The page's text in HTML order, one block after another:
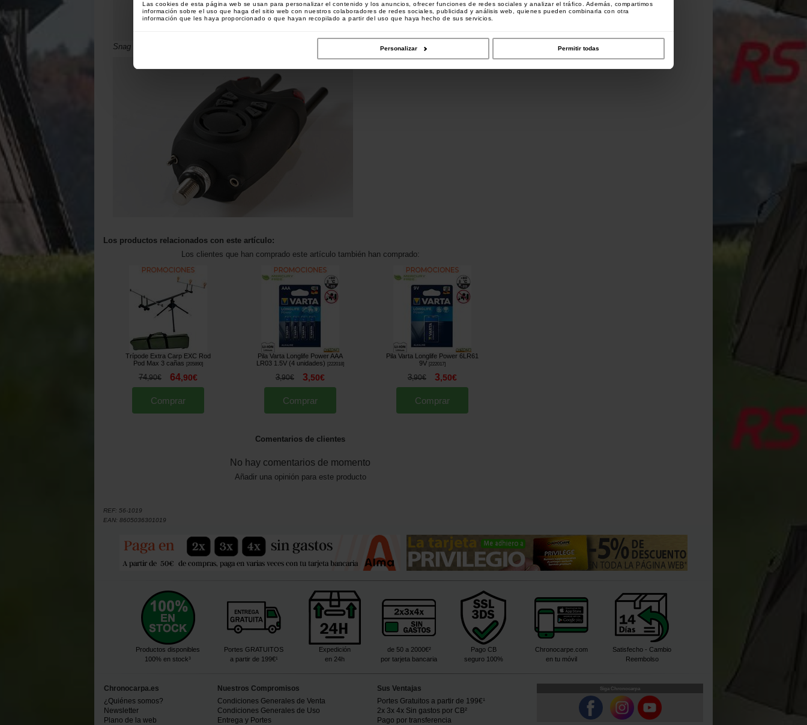
Las cookies de esta página web se usan para personalizar el contenido y los anuncios, ofrecer funciones de redes sociales y analizar el tráfico. Además, compartimos
información sobre el uso que haga del sitio web con nuestros colaboradores de redes sociales, publicidad y análisis web, quienes pueden combinarla con otra
información que les haya proporcionado o que hayan recopilado a partir del uso que haya hecho de sus servicios.
Personalizar Permitir todas
Snag bars amovibles.
Los productos relacionados con este artículo:
Los clientes que han comprado este artículo también han comprado:
Trípode Extra Carp EXC Rod
Pod Max 3 cañas
[205890]
74,90€ 64,90€
Comprar
Pila Varta Longlife Power AAA
LR03 1.5V (4 unidades)
[222018]
3,90€ 3,50€
Comprar
Pila Varta Longlife Power 6LR61
9V [222017]
3,90€ 3,50€
Comprar
Comentarios de clientes
No hay comentarios de momento
Añadir una opinión para este producto
REF: 56-1019
EAN: 8605036301019
Productos disponibles
100% en stock³
Portes GRATUITOS
a partir de 199€¹
Expedición
en 24h
de 50 a 2000€²
por tarjeta bancaria
Pago CB
seguro 100%
Chronocarpe.com
en tu móvil
Satisfecho - Cambio
Reembolso
Chronocarpa.es
¿Quiénes somos?
Newsletter
Plano de la web
Nuestros Compromisos
Condiciones Generales de Venta
Condiciones Generales de Uso
Entrega y Portes
Sus Ventajas
Portes Gratuitos a partir de 199€¹
2x 3x 4x Sin gastos por CB²
Pago por transferencia
Siga Chronocarpa